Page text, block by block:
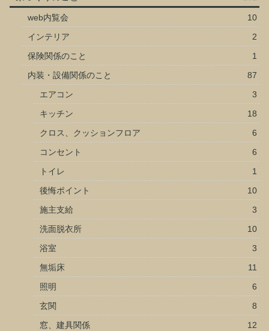
web内覧会
10
インテリア
2
保険関係のこと
1
内装・設備関係のこと
87
エアコン
3
キッチン
18
クロス、クッションフロア
6
コンセント
6
トイレ
1
後悔ポイント
10
施主支給
3
洗面脱衣所
10
浴室
3
無垢床
11
照明
6
玄関
8
窓、建具関係
12